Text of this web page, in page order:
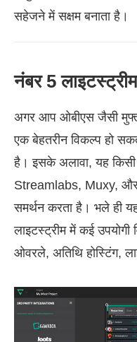
सहेजने में सक्षम बनाता है।
नंबर 5 लाइटस्ट्रीम
अगर आप ओबीएस जैसी मुफ्त
एक बेहतरीन विकल्प हो
है। इसके अलावा, यह
Streamlabs, Muxy,
समर्थन करता है। भले ही
लाइटस्ट्रीम में कई
ओवरले, अतिथि होस्टिंग,